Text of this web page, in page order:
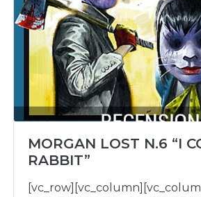
MORGAN LOST N.6 “I
RABBIT”